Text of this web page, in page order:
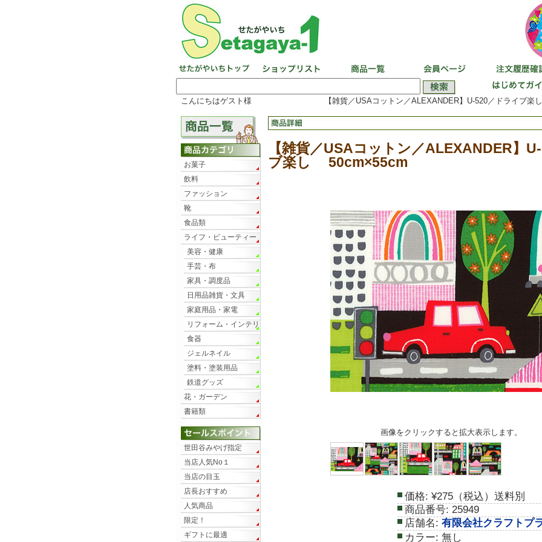
こんにちはゲスト様 【雑貨／USAコットン／ALEXANDER】U-520／ドライブ
【雑貨／USAコットン／ALEXANDER】
ブ楽し 50cm×55cm
画像をクリックすると拡大表示します。
価格: ¥275（税込）送料別
商品番号: 25949
店舗名: 有限会社クラフトプ
カラー: 無し
お菓子
飲料
ファッション
靴
食品類
ライフ・ビューティー
美容・健康
手芸・布
家具・調度品
日用品雑貨・文具
家庭用品・家電
リフォーム・インテリ
ア
食器
ジェルネイル
塗料・塗装用品
鉄道グッズ
花・ガーデン
書籍類
世田谷みやげ指定
当店人気No１
当店の目玉
店長おすすめ
人気商品
限定！
ギフトに最適